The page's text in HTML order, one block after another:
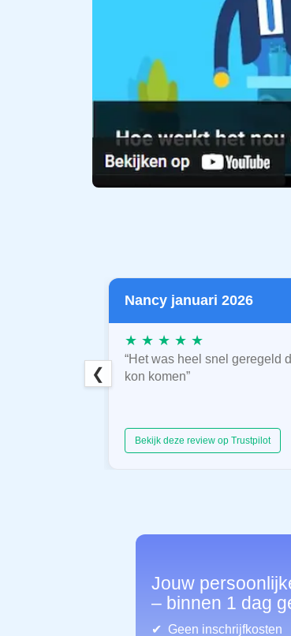
Nancy januari 2026
★ ★ ★ ★ ★
“Het was heel snel geregeld
kon komen”
Bekijk deze review op Trustpilot
❮
Jouw
– binnen 1 dag
Geen inschrijfkosten